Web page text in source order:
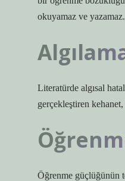
okuyamaz ve yazamaz.
Literatürde algısal
gerçekleştiren
Öğrenme güçlüğünün